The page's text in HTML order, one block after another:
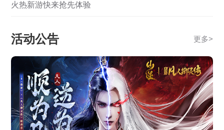
火热新游快来抢先体验
活动公告 更多>